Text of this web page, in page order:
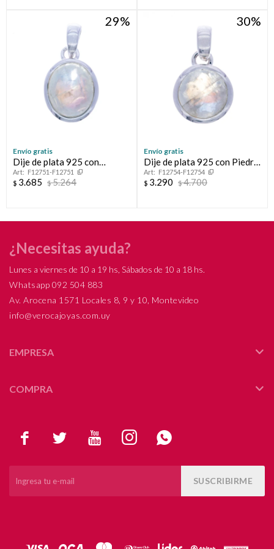
29
Envío gratis
Dije de plata 925 con
PIEDRA DE LA LUNA
F12751-F12751
$ 3.685 $5.264
30
Envío gratis
Dije de plata 925 con Piedra
de la Luna
F12754-F12754
$ 3.290 $4.700
    
SUSCRIBIRME
¿Necesitas ayuda?
Lunes a viernes de 10 a 19 hs, Sábados de 10 a 18 hs.
Whatsapp 092 504 883
Av. Arocena 1571 Locales 8, 9 y 10, Montevideo
info@verocajoyas.com.uy
EMPRESA
COMPRA